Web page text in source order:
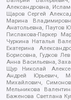
Александровна,
Щаров Сергей
Марина
Анатольевна, Паутов
Пислакова-Паркер
Чуркина Наталья
Екатерина
Борисовна, Гудков
Анна Васильевна,
Щур Николай
Андрей Юрьевич,
Михайлович,
Мельникова
Баженова Светлана